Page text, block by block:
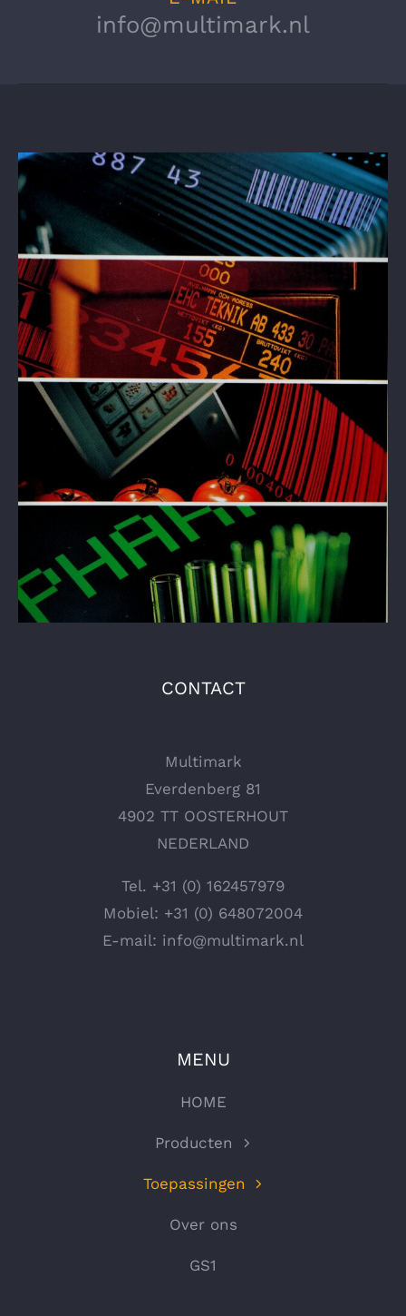
info@multimark.nl
CONTACT
Multimark
Everdenberg 81
4902 TT OOSTERHOUT
NEDERLAND
Tel. +31 (0) 162457979
Mobiel: +31 (0) 648072004
E-mail: info@multimark.nl
MENU
HOME
Producten
Toepassingen
Over ons
GS1